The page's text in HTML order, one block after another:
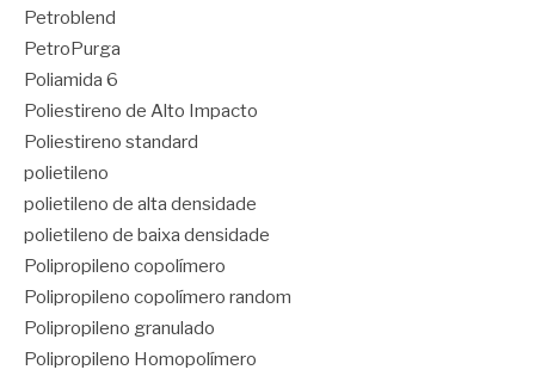
Petroblend
PetroPurga
Poliamida 6
Poliestireno de Alto Impacto
Poliestireno standard
polietileno
polietileno de alta densidade
polietileno de baixa densidade
Polipropileno copolímero
Polipropileno copolímero random
Polipropileno granulado
Polipropileno Homopolímero